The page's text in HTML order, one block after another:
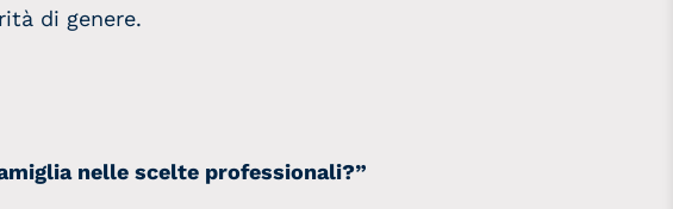
di genere.
nelle scelte professionali?”